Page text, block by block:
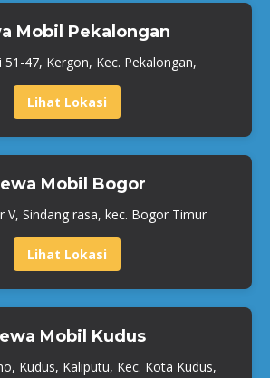
Mobil Pekalongan
51-47, Kergon, Kec. Pekalongan,
Lihat Lokasi
Mobil Bogor
V, Sindang rasa, kec. Bogor Timur
Lihat Lokasi
Mobil Kudus
Kudus, Kaliputu, Kec. Kota Kudus,